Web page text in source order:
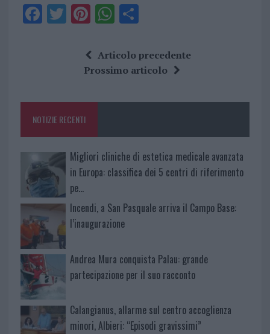
F
o
k
T Pi
te
re
W
at
s
p
S
a
re
Articolo precedente
Prossimo articolo
NOTIZIE RECENTI
Migliori cliniche di estetica medicale avanzata
in Europa: classifica dei 5 centri di riferimento
pe…
Incendi, a San Pasquale arriva il Campo Base:
l’inaugurazione
Andrea Mura conquista Palau: grande
partecipazione per il suo racconto
Calangianus, allarme sul centro accoglienza
minori, Albieri: “Episodi gravissimi”